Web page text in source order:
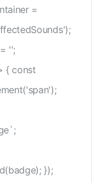
=
'';
{ const
});